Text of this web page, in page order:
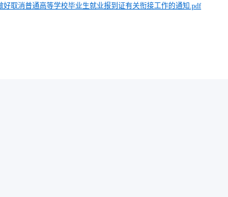
取消普通高等学校毕业生就业报到证有关衔接工作的通知.pdf